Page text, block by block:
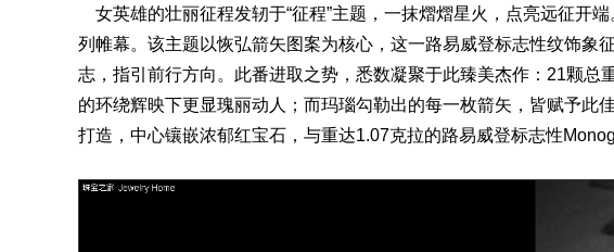
女英雄的壮丽征程发轫于“征程”主题，一抹熠熠星火，点亮远征开端
列帷幕。该主题以恢弘箭矢图案为核心，这一路易威登标志性纹饰象
志，指引前行方向。此番进取之势，悉数凝聚于此臻美杰作：21颗总
的环绕辉映下更显瑰丽动人；而玛瑙勾勒出的每一枚箭矢，皆赋予此
打造，中心镶嵌浓郁红宝石，与重达1.07克拉的路易威登标志性